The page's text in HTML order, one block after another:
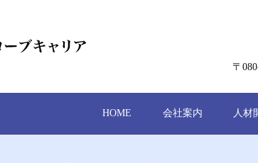
〒080-
HOME 会社案内 人材